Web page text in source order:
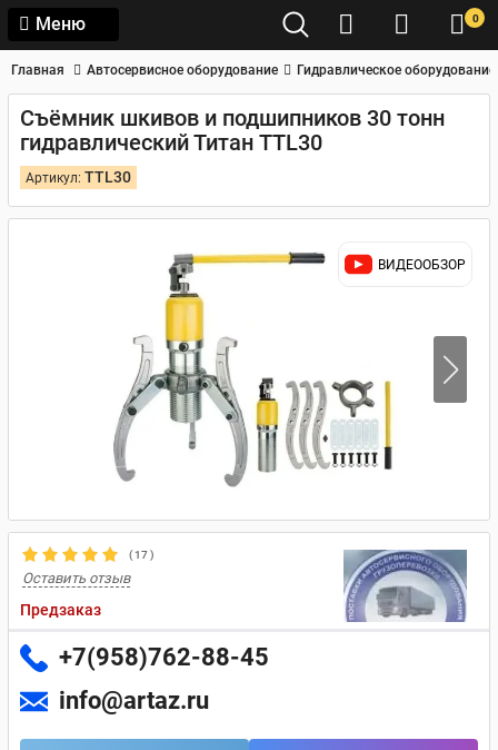
Меню 0
Главная Автосервисное оборудование Гидравлическое оборудование
Съёмник шкивов и подшипников 30 тонн
гидравлический Титан TTL30
Артикул: TTL30
ВИДЕООБЗОР
(17)
Оставить отзыв
Предзаказ
+7(958)762-88-45
info@artaz.ru